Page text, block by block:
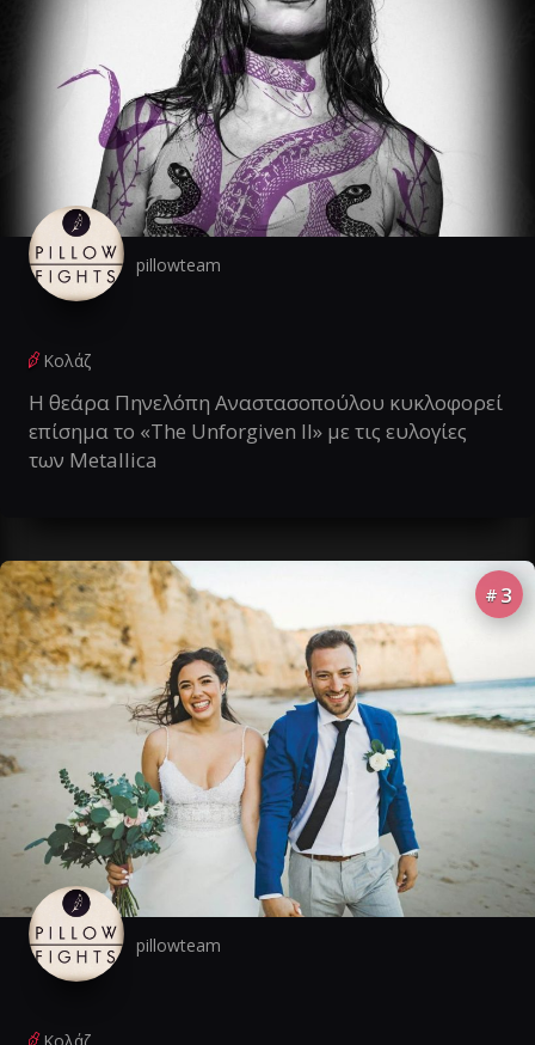
pillowteam
Κολάζ
Η θεάρα Πηνελόπη Αναστασοπούλου κυκλοφορεί
επίσημα το «The Unforgiven II» με τις ευλογίες
των Metallica
# 3
pillowteam